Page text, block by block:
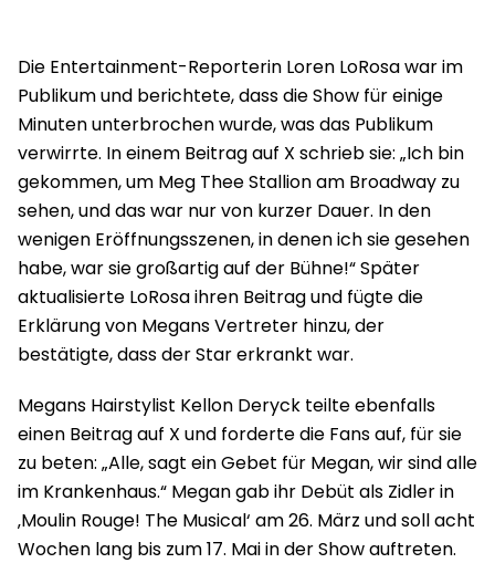
Die Entertainment-Reporterin Loren LoRosa war im
Publikum und berichtete, dass die Show für einige
Minuten unterbrochen wurde, was das Publikum
verwirrte. In einem Beitrag auf X schrieb sie: „Ich bin
gekommen, um Meg Thee Stallion am Broadway zu
sehen, und das war nur von kurzer Dauer. In den
wenigen Eröffnungsszenen, in denen ich sie gesehen
habe, war sie großartig auf der Bühne!“ Später
aktualisierte LoRosa ihren Beitrag und fügte die
Erklärung von Megans Vertreter hinzu, der
bestätigte, dass der Star erkrankt war.
Megans Hairstylist Kellon Deryck teilte ebenfalls
einen Beitrag auf X und forderte die Fans auf, für sie
zu beten: „Alle, sagt ein Gebet für Megan, wir sind alle
im Krankenhaus.“ Megan gab ihr Debüt als Zidler in
‚Moulin Rouge! The Musical‘ am 26. März und soll acht
Wochen lang bis zum 17. Mai in der Show auftreten.